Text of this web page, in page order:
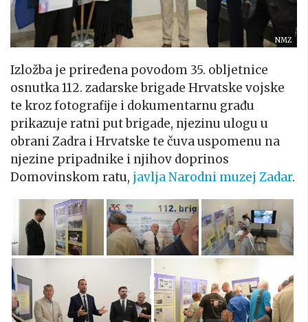
NMZ
Izložba je priređena povodom 35. obljetnice
osnutka 112. zadarske brigade Hrvatske vojske
te kroz fotografije i dokumentarnu građu
prikazuje ratni put brigade, njezinu ulogu u
obrani Zadra i Hrvatske te čuva uspomenu na
njezine pripadnike i njihov doprinos
Domovinskom ratu, javlja Narodni muzej Zadar.